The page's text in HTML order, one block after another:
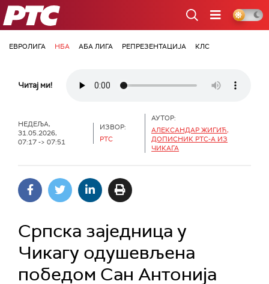
РТС
ЕВРОЛИГА НБА АБА ЛИГА РЕПРЕЗЕНТАЦИЈА КЛС
Читај ми!
НЕДЕЉА,
31.05.2026,
07:17 -> 07:51
ИЗВОР:
РТС
АУТОР:
АЛЕКСАНДАР ЖИГИЋ,
ДОПИСНИК РТС-А ИЗ
ЧИКАГА
Српска заједница у
Чикагу одушевљена
победом Сан Антонија